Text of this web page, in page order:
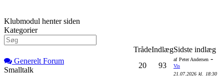
Klubmodul henter siden
Kategorier
TrådeIndlægSidste indlæg
Generelt Forum
Smalltalk
20 93
af Peter Andersen -
Vis
21.07.2026 kl. 18:30